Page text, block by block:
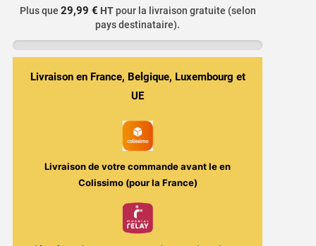
Concentré
Café
Noir
10ml
Plus que 29,99 € HTpour la livraison gratuite (selon
pays destinataire).
Livraison en France, Belgique, Luxembourg et
UE
Livraison de votre commande avant leen
Colissimo (pour la France)